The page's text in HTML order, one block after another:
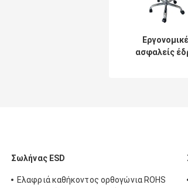
ασφαλείς
Σωλήνας ESD
Ελαφριά καθήκοντος ορθογώνια ROHS